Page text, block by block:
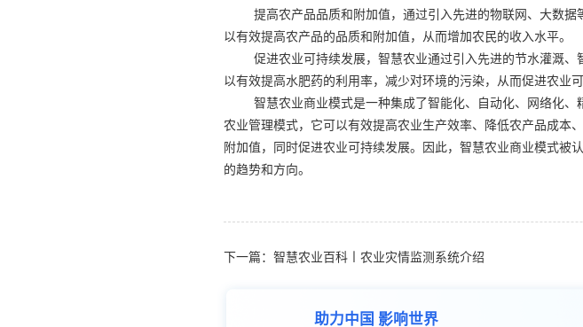
提高农产品品质和附加值，通过引入先进的物联网、大数据
以有效提高农产品的品质和附加值，从而增加农民的收入水平。
促进农业可持续发展，智慧农业通过引入先进的节水灌溉、
以有效提高水肥药的利用率，减少对环境的污染，从而促进农业可
智慧农业商业模式是一种集成了智能化、自动化、网络化、
农业管理模式，它可以有效提高农业生产效率、降低农产品成本
附加值，同时促进农业可持续发展。因此，智慧农业商业模式被
的趋势和方向。
下一篇：智慧农业百科丨农业灾情监测系统介绍
助力中国 影响世界